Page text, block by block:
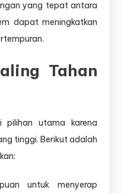
yang tepat antara
dapat meningkatkan
Tahan
pilihan utama karena
tinggi. Berikut adalah
untuk menyerap